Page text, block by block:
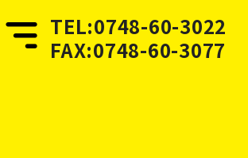
TEL:0748-60-3022
FAX:0748-60-3077